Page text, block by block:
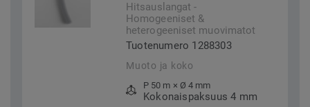
Hitsauslangat -
Homogeeniset &
heterogeeniset muovimatot
Tuotenumero 1288303
Muoto ja koko
P 50 m × Ø 4 mm
Kokonaispaksuus 4 mm